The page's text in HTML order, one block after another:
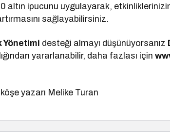
altın ipucunu uygulayarak,
sağlayabilirsiniz.
Yönetimi desteği almayı düşünüyorsanız
yararlanabilir, daha fazlası için
yazarı Melike Turan